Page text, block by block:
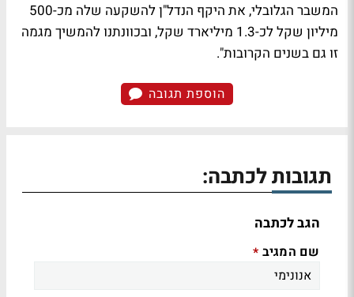
המשבר הגלובלי, את היקף הנדל"ן להשקעה שלה מכ-500
מיליון שקל לכ-1.3 מיליארד שקל, ובכוונתנו להמשיך מגמה
זו גם בשנים הקרובות".
הוספת תגובה
תגובות לכתבה:
הגב לכתבה
שם המגיב *